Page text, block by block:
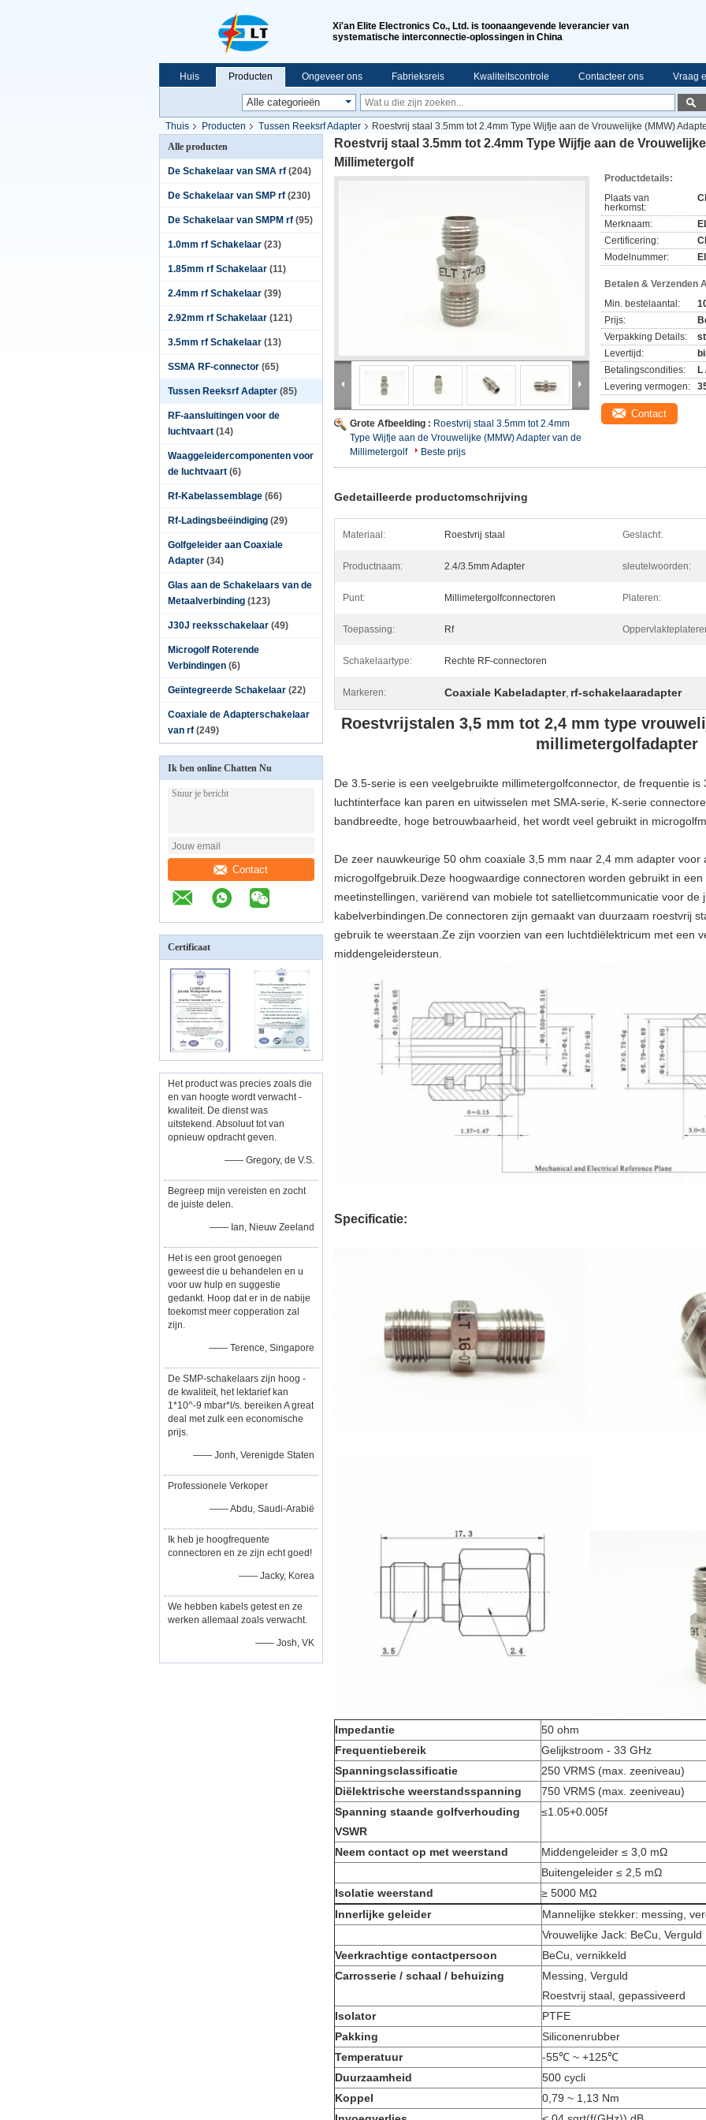
Xi'an Elite Electronics Co., Ltd. is toonaangevende leverancier van
systematische interconnectie-oplossingen in China
Huis Producten Ongeveer ons Fabrieksreis Kwaliteitscontrole Contacteer ons Vraag
Thuis
Producten Tussen Reeksrf Adapter
Roestvrij staal 3.5mm tot 2.4mm Type Wijfje aan de Vrouwelijke (MMW)
Alle producten
De Schakelaar van SMA rf (204)
De Schakelaar van SMP rf (230)
De Schakelaar van SMPM rf (95)
1.0mm rf Schakelaar (23)
1.85mm rf Schakelaar (11)
2.4mm rf Schakelaar (39)
2.92mm rf Schakelaar (121)
3.5mm rf Schakelaar (13)
SSMA RF-connector (65)
Tussen Reeksrf Adapter (85)
RF-aansluitingen voor de
luchtvaart (14)
Waaggeleidercomponenten voor
de luchtvaart (6)
Rf-Kabelassemblage (66)
Rf-Ladingsbeëindiging (29)
Golfgeleider aan Coaxiale
Adapter (34)
Glas aan de Schakelaars van de
Metaalverbinding (123)
J30J reeksschakelaar (49)
Microgolf Roterende
Verbindingen (6)
Geïntegreerde Schakelaar (22)
Coaxiale de Adapterschakelaar
van rf (249)
Ik ben online Chatten Nu
Contact
Certificaat
Het product was precies zoals die
en van hoogte wordt verwacht -
kwaliteit. De dienst was
uitstekend. Absoluut tot van
opnieuw opdracht geven.
—— Gregory, de V.S.
Begreep mijn vereisten en zocht
de juiste delen.
—— Ian, Nieuw Zeeland
Het is een groot genoegen
geweest die u behandelen en u
voor uw hulp en suggestie
gedankt. Hoop dat er in de nabije
toekomst meer copperation zal
zijn.
—— Terence, Singapore
De SMP-schakelaars zijn hoog -
de kwaliteit, het lektarief kan
1*10^-9 mbar*l/s. bereiken A great
deal met zulk een economische
prijs.
—— Jonh, Verenigde Staten
Professionele Verkoper
—— Abdu, Saudi-Arabië
Ik heb je hoogfrequente
connectoren en ze zijn echt goed!
—— Jacky, Korea
We hebben kabels getest en ze
werken allemaal zoals verwacht.
—— Josh, VK
Roestvrij staal 3.5mm tot 2.4mm Type Wijfje aan de
Millimetergolf
Grote Afbeelding : Roestvrij staal 3.5mm tot 2.4mm
Type Wijfje aan de Vrouwelijke (MMW) Adapter van de
Millimetergolf
Beste prijs
Productdetails:
Plaats van
herkomst:
Merknaam:
Certificering:
Modelnummer:
Betalen & Verzenden
Min. bestelaantal:
Prijs:
Verpakking Details:
Levertijd:
Betalingscondities:
L
Levering vermogen:
Contact
Gedetailleerde productomschrijving
Materiaal: Roestvrij staal Geslacht:
Productnaam: 2.4/3.5mm Adapter sleutelwoorden:
Punt: Millimetergolfconnectoren Plateren:
Toepassing: Rf
Schakelaartype: Rechte RF-connectoren
Markeren: Coaxiale Kabeladapter, rf-schakelaaradapter
Roestvrijstalen 3,5 mm tot 2,4 mm type
millimetergolfadapter
De 3.5-serie is een veelgebruikte millimetergolfconnector, de frequentie
luchtinterface kan paren en uitwisselen met SMA-serie, K-serie
bandbreedte, hoge betrouwbaarheid, het wordt veel gebruikt in
De zeer nauwkeurige 50 ohm coaxiale 3,5 mm naar 2,4 mm adapter voor
microgolfgebruik.Deze hoogwaardige connectoren worden gebruikt in
meetinstellingen, variërend van mobiele tot satellietcommunicatie voor
kabelverbindingen.De connectoren zijn gemaakt van duurzaam roestvrij
gebruik te weerstaan.Ze zijn voorzien van een luchtdiëlektricum met een
middengeleidersteun.
Specificatie:
Impedantie
50 ohm
Frequentiebereik
Gelijkstroom - 33 GHz
Spanningsclassificatie
250 VRMS (max. zeeniveau)
Diëlektrische weerstandsspanning
750 VRMS (max. zeeniveau)
Spanning staande golfverhouding
VSWR
≤1.05+0.005f
Neem contact op met weerstand
Middengeleider ≤ 3,0 mΩ
Buitengeleider ≤ 2,5 mΩ
Isolatie weerstand
≥ 5000 MΩ
Innerlijke geleider
Mannelijke stekker: messing,
Vrouwelijke Jack: BeCu, Verguld
Veerkrachtige contactpersoon
BeCu, vernikkeld
Carrosserie / schaal / behuizing
Messing, Verguld
Roestvrij staal, gepassiveerd
Isolator
PTFE
Pakking
Siliconenrubber
Temperatuur
-55℃ ~ +125℃
Duurzaamheid
500 cycli
Koppel
0,79 ~ 1,13 Nm